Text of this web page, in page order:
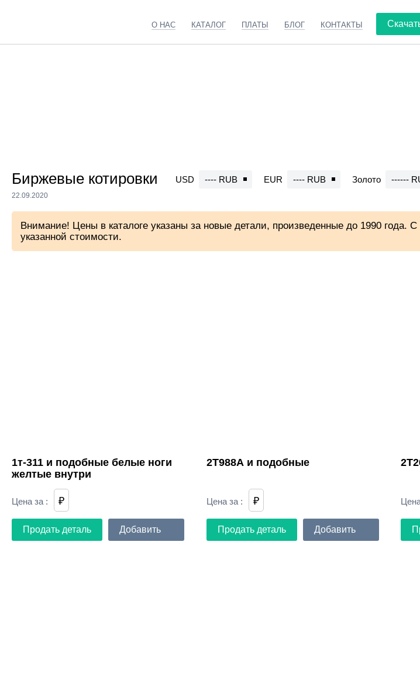
О НАС КАТАЛОГ ПЛАТЫ БЛОГ КОНТАКТЫ
Биржевые котировки
22.09.2020
USD ---- RUB EUR ---- RUB Золото ------
Внимание! Цены в каталоге указаны за новые детали, произведенные до 1990 года.
указанной стоимости.
1т-311 и подобные белые ноги
желтые внутри
Цена за : ₽
Продать деталь Добавить
2Т988А и подобные
Цена за : ₽
Продать деталь Добавить